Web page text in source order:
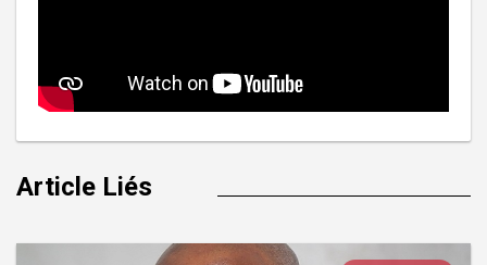
Article Liés